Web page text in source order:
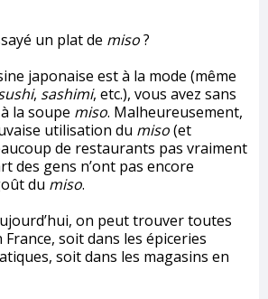
un plat de miso?
japonaise est à la mode (même
, sashimi, etc.), vous avez sans
la soupe miso. Malheureusement,
utilisation du miso(et
de restaurants pas vraiment
des gens n’ont pas encore
du miso.
on peut trouver toutes
France, soit dans les épiceries
soit dans les magasins en